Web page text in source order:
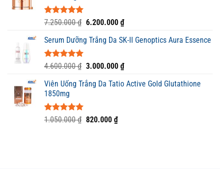
Được xếp
5 sao
7.250.000₫ Giá
là:
6.200.000 ₫Giá
tại
6.200.000 ₫.
Serum Dưỡng Trắng Da SK-II Genoptics Aura Essence
Được xếp
5 sao
4.600.000₫ Giá
là:
3.000.000 ₫Giá
tại
Viên Uống Trắng Da Tatio Active Gold Glutathione
1850mg
Được xếp
1.050.000₫ Giá
820.000 ₫Giá